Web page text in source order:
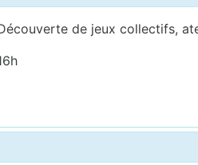
de jeux collectifs,